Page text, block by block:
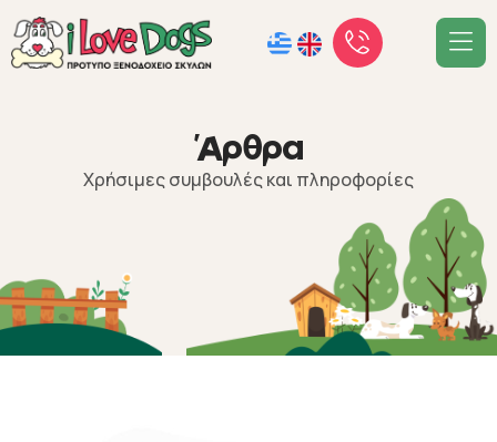
Άρθρα
Χρήσιμες συμβουλές και πληροφορίες